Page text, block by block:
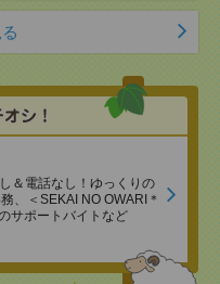
＆電話なし！ゆっくりの
、＜SEKAI NO OWARI＊
サポートバイトなど